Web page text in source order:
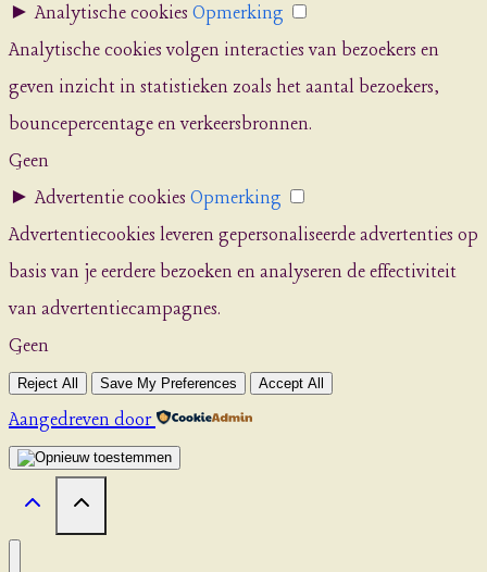
► Analytische cookies Opmerking
Analytische cookies volgen interacties van bezoekers en
geven inzicht in statistieken zoals het aantal bezoekers,
bouncepercentage en verkeersbronnen.
Geen
► Advertentie cookies Opmerking
Advertentiecookies leveren gepersonaliseerde advertenties op
basis van je eerdere bezoeken en analyseren de effectiviteit
van advertentiecampagnes.
Geen
Reject All Save My Preferences Accept All
Aangedreven door